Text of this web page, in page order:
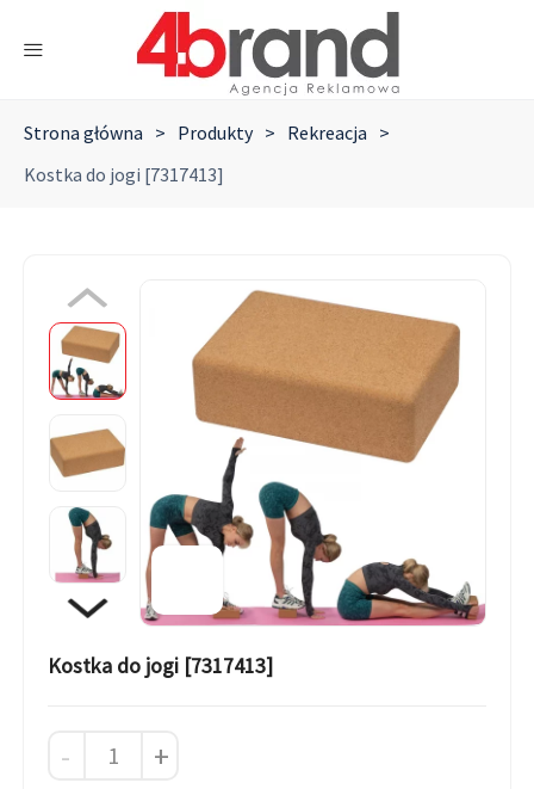
Strona główna > Produkty > Rekreacja >
Kostka do jogi [7317413]
Kostka do jogi [7317413]
- +